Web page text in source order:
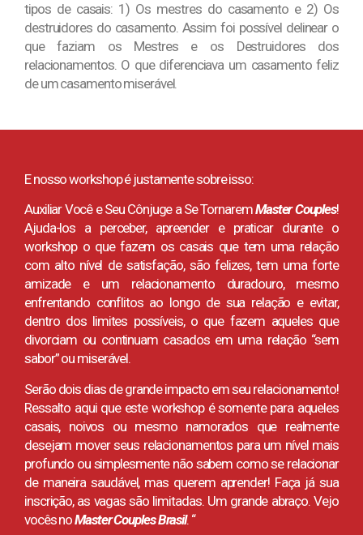
tipos de casais: 1) Os mestres do casamento e 2) Os
destruidores do casamento. Assim foi possível delinear o
que faziam os Mestres e os Destruidores dos
relacionamentos. O que diferenciava um casamento feliz
de um casamento miserável.
E nosso workshop é justamente sobre isso:
Auxiliar Você e Seu Cônjuge a Se TornaremMaster Couples!
Ajuda-los a perceber, apreender e praticar durante o
workshop o que fazem os casais que tem uma relação
com alto nível de satisfação, são felizes, tem uma forte
amizade e um relacionamento duradouro, mesmo
enfrentando conflitos ao longo de sua relação e evitar,
dentro dos limites possíveis, o que fazem aqueles que
divorciam ou continuam casados em uma relação “sem
sabor” ou miserável.
Serão dois dias de grande impacto em seu relacionamento!
Ressalto aqui que este workshop é somente para aqueles
casais, noivos ou mesmo namorados que realmente
desejam mover seus relacionamentos para um nível mais
profundo ou simplesmente não sabem como se relacionar
de maneira saudável, mas querem aprender! Faça já sua
inscrição, as vagas são limitadas. Um grande abraço. Vejo
vocês noMaster Couples Brasil. “